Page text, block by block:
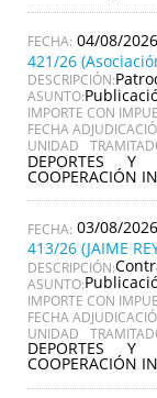
04/08/
421/26
DESCRIPCIÓN:
ASUNTO:
IMPORTE CON
FECHA
UNIDAD
DEPORTES Y
COOPERACIÓN
03/08/
413/26 (JAIME
DESCRIPCIÓN:
ASUNTO:
IMPORTE CON
FECHA
UNIDAD
DEPORTES Y
COOPERACIÓN